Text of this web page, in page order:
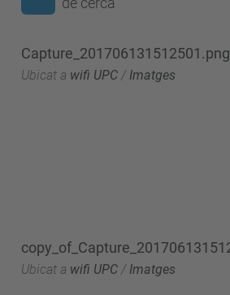
Capture_201706131512501.png
Ubicat a wifi UPC / Imatges
Ubicat a wifi UPC / Imatges